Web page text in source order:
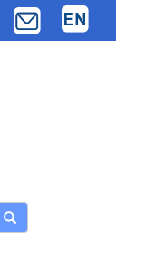
Buscar